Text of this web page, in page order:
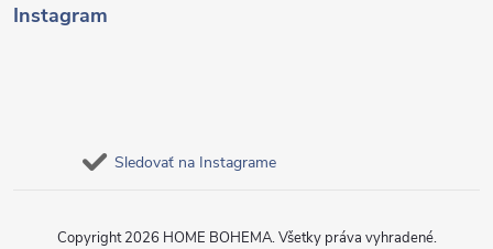
Instagram
Sledovať na Instagrame
Copyright 2026 HOME BOHEMA. Všetky práva vyhradené.